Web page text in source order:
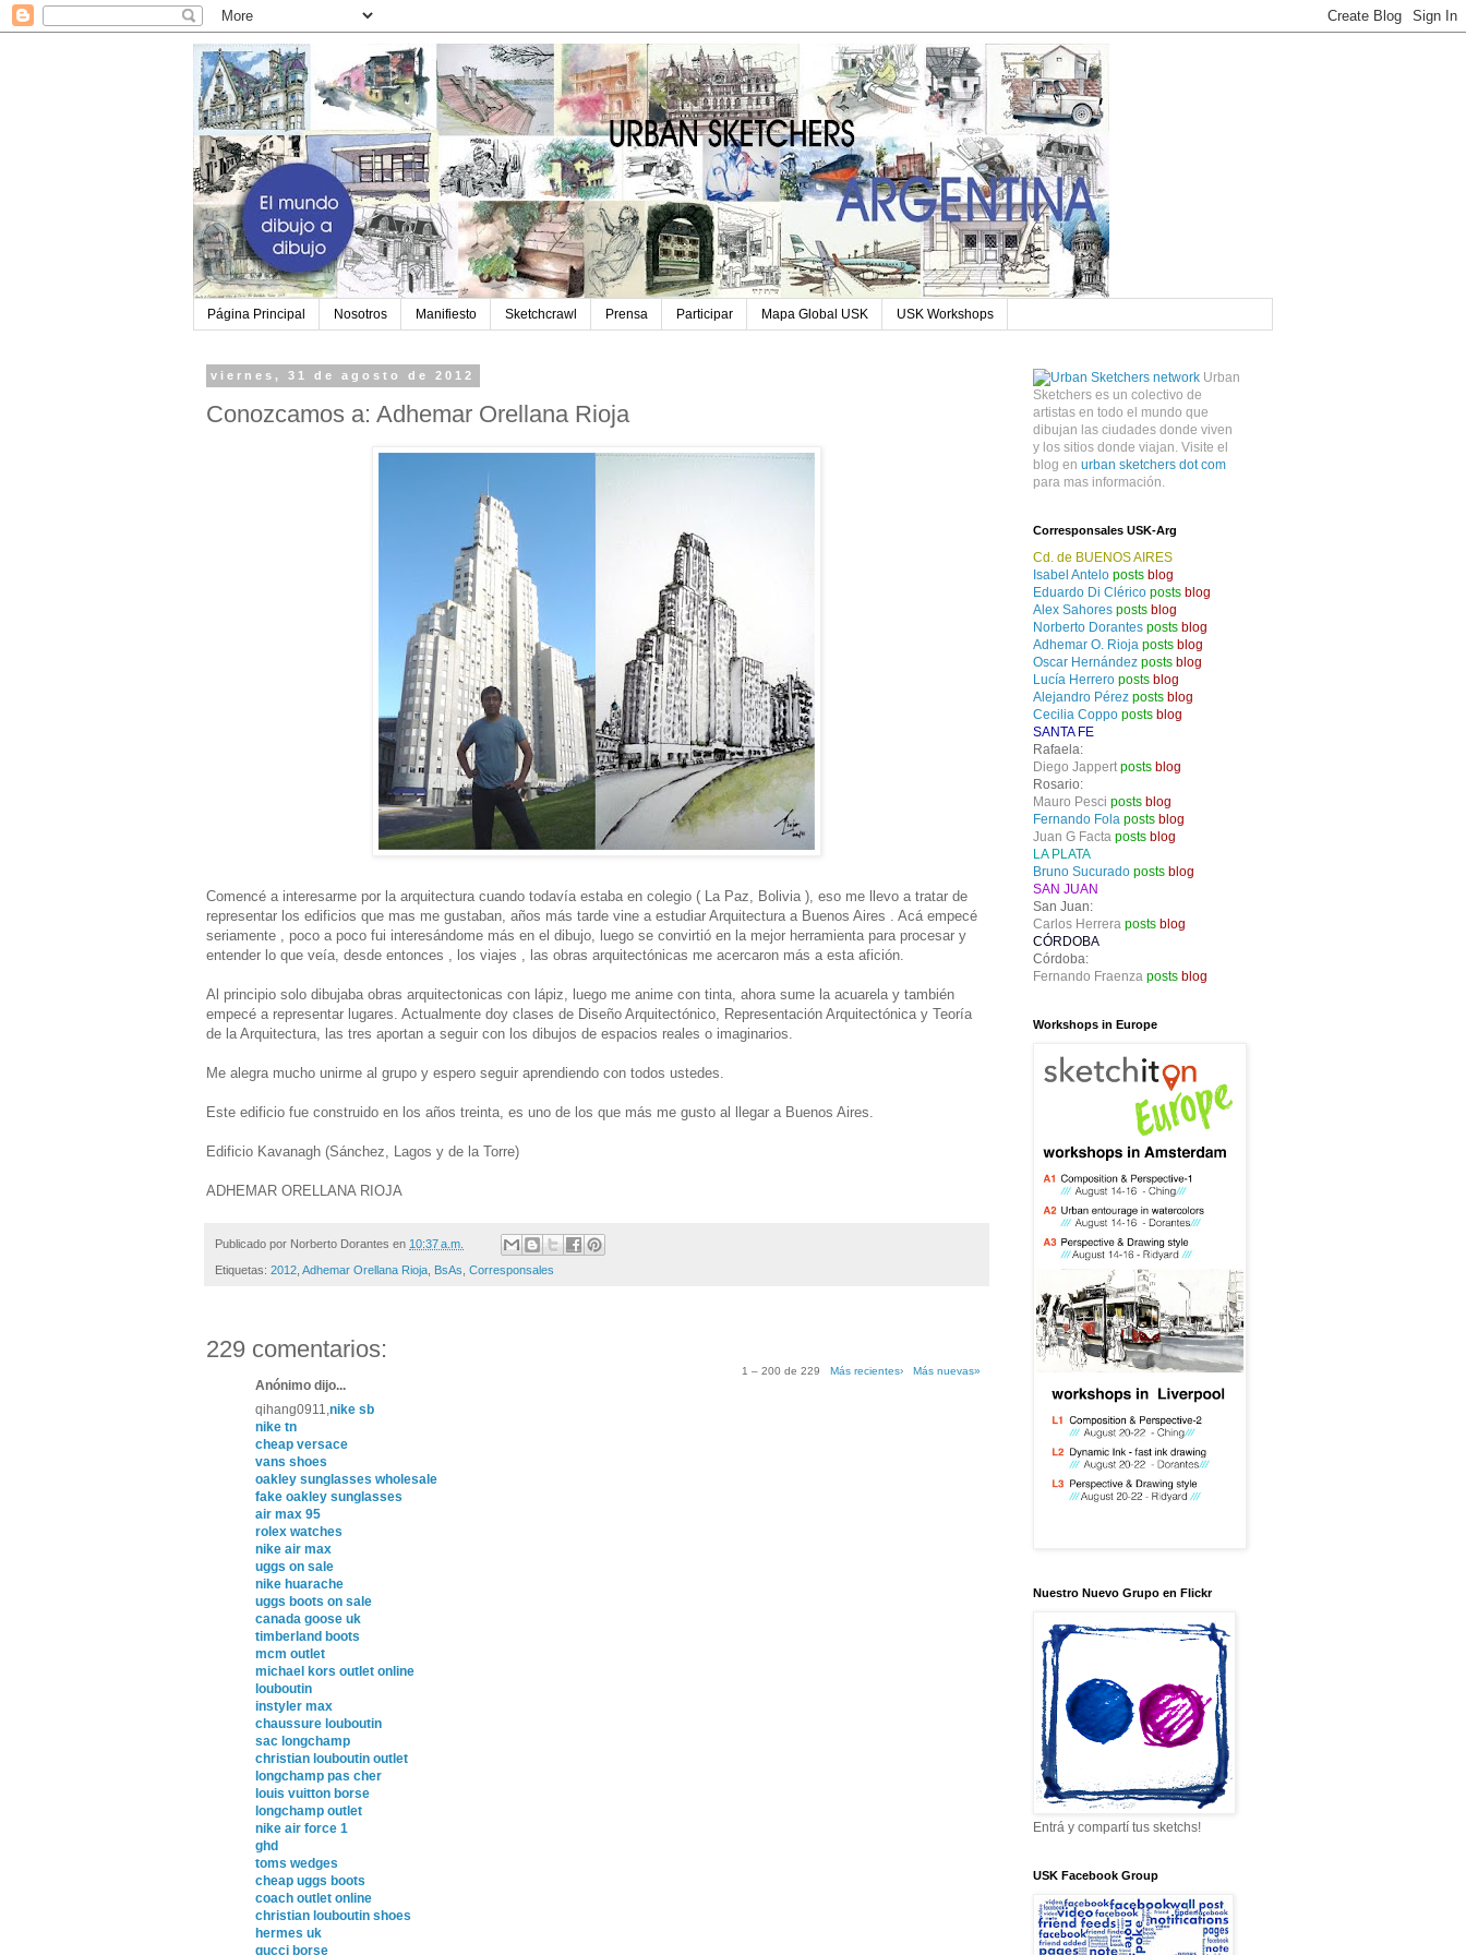
Página Principal Nosotros Manifiesto Sketchcrawl Prensa Participar Mapa Global USK USK Workshops
viernes, 31 de agosto de 2012
Conozcamos a: Adhemar Orellana Rioja
Comencé a interesarme por la arquitectura cuando todavía estaba en colegio ( La Paz, Bolivia ), eso me llevo a tratar de
representar los edificios que mas me gustaban, años más tarde vine a estudiar Arquitectura a Buenos Aires . Acá empecé
seriamente , poco a poco fui interesándome más en el dibujo, luego se convirtió en la mejor herramienta para procesar y
entender lo que veía, desde entonces , los viajes , las obras arquitectónicas me acercaron más a esta afición.
Al principio solo dibujaba obras arquitectonicas con lápiz, luego me anime con tinta, ahora sume la acuarela y también
empecé a representar lugares. Actualmente doy clases de Diseño Arquitectónico, Representación Arquitectónica y Teoría
de la Arquitectura, las tres aportan a seguir con los dibujos de espacios reales o imaginarios.
Me alegra mucho unirme al grupo y espero seguir aprendiendo con todos ustedes.
Este edificio fue construido en los años treinta, es uno de los que más me gusto al llegar a Buenos Aires.
Edificio Kavanagh (Sánchez, Lagos y de la Torre)
ADHEMAR ORELLANA RIOJA
Publicado por Norberto Dorantes en 10:37 a.m.
Etiquetas: 2012, Adhemar Orellana Rioja, BsAs, Corresponsales
229 comentarios:
1 – 200 de 229 Más recientes› Más nuevas»
Anónimo dijo...
qihang0911,nike sb
nike tn
cheap versace
vans shoes
oakley sunglasses wholesale
fake oakley sunglasses
air max 95
rolex watches
nike air max
uggs on sale
nike huarache
uggs boots on sale
canada goose uk
timberland boots
mcm outlet
michael kors outlet online
louboutin
instyler max
chaussure louboutin
sac longchamp
christian louboutin outlet
longchamp pas cher
louis vuitton borse
longchamp outlet
nike air force 1
ghd
toms wedges
cheap uggs boots
coach outlet online
christian louboutin shoes
hermes uk
gucci borse
Urban
Sketchers es un colectivo de
artistas en todo el mundo que
dibujan las ciudades donde viven
y los sitios donde viajan. Visite el
blog en urban sketchers dot com
para mas información.
Corresponsales USK-Arg
Cd. de BUENOS AIRES
Isabel Antelo posts blog
Eduardo Di Clérico posts blog
Alex Sahores posts blog
Norberto Dorantes posts blog
Adhemar O. Rioja posts blog
Oscar Hernández posts blog
Lucía Herrero posts blog
Alejandro Pérez posts blog
Cecilia Coppo posts blog
SANTA FE
Rafaela:
Diego Jappert posts blog
Rosario:
Mauro Pesci posts blog
Fernando Fola posts blog
Juan G Facta posts blog
LA PLATA
Bruno Sucurado posts blog
SAN JUAN
San Juan:
Carlos Herrera posts blog
CÓRDOBA
Córdoba:
Fernando Fraenza posts blog
Workshops in Europe
Nuestro Nuevo Grupo en Flickr
Entrá y compartí tus sketchs!
USK Facebook Group